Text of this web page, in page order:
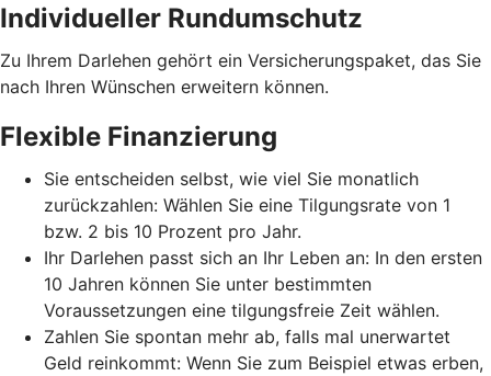
Individueller Rundumschutz
Zu Ihrem Darlehen gehört ein Versicherungspaket, das Sie
nach Ihren Wünschen erweitern können.
Flexible Finanzierung
Sie entscheiden selbst, wie viel Sie monatlich
zurückzahlen: Wählen Sie eine Tilgungsrate von 1
bzw. 2 bis 10 Prozent pro Jahr.
Ihr Darlehen passt sich an Ihr Leben an: In den ersten
10 Jahren können Sie unter bestimmten
Voraussetzungen eine tilgungsfreie Zeit wählen.
Zahlen Sie spontan mehr ab, falls mal unerwartet
Geld reinkommt: Wenn Sie zum Beispiel etwas erben,